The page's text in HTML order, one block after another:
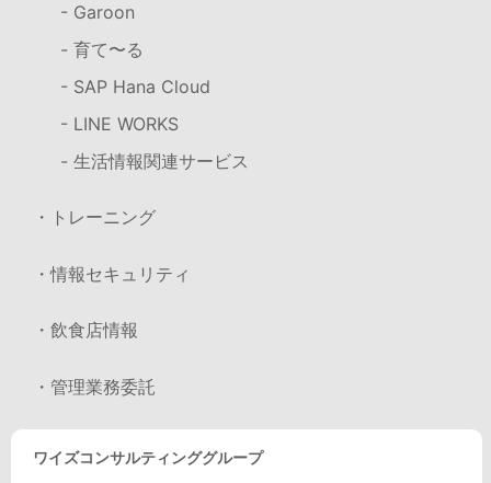
- Garoon
- 育て〜る
- SAP Hana Cloud
- LINE WORKS
- 生活情報関連サービス
・トレーニング
・情報セキュリティ
・飲食店情報
・管理業務委託
ワイズコンサルティンググループ